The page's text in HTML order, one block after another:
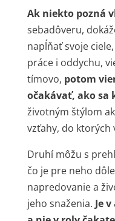
Ak niekto pozná
sebadôveru,
napĺňať svoje
práce i oddychu,
tímovo, potom
očakávať, ako sa
životným štýlom
vzťahy, do ktorých
Druhí môžu s
čo je pre neho
napredovanie a
jeho snaženia. Je